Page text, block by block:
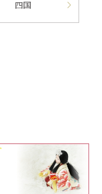
四国